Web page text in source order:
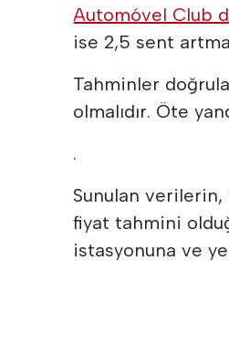
Automóvel Club
ise 2,5 sent
Tahminler
olmalıdır. Öte
.
Sunulan
fiyat tahmini
istasyonuna ve